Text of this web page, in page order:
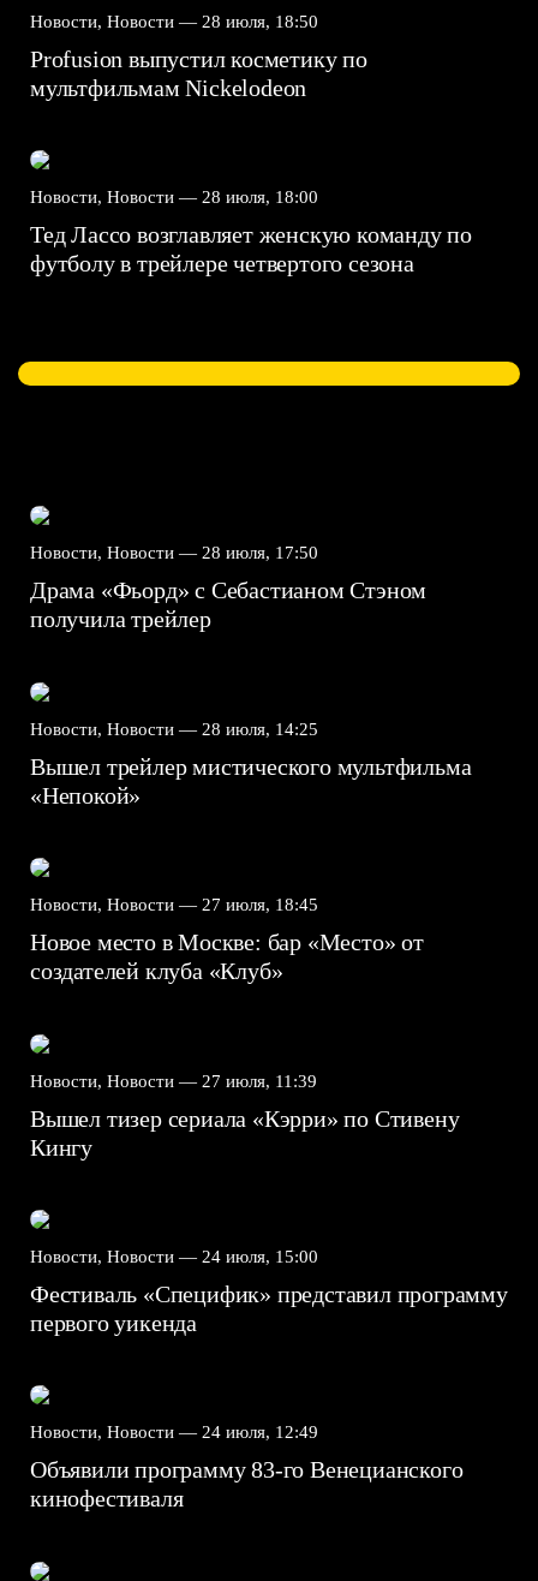
Новости, Новости — 28 июля, 18:50
Profusion выпустил косметику по
мультфильмам Nickelodeon
Новости, Новости — 28 июля, 18:00
Тед Лассо возглавляет женскую команду по
футболу в трейлере четвертого сезона
Новости, Новости — 28 июля, 17:50
Драма «Фьорд» с Себастианом Стэном
получила трейлер
Новости, Новости — 28 июля, 14:25
Вышел трейлер мистического мультфильма
«Непокой»
Новости, Новости — 27 июля, 18:45
Новое место в Москве: бар «Место» от
создателей клуба «Клуб»
Новости, Новости — 27 июля, 11:39
Вышел тизер сериала «Кэрри» по Стивену
Кингу
Новости, Новости — 24 июля, 15:00
Фестиваль «Специфик» представил программу
первого уикенда
Новости, Новости — 24 июля, 12:49
Объявили программу 83-го Венецианского
кинофестиваля